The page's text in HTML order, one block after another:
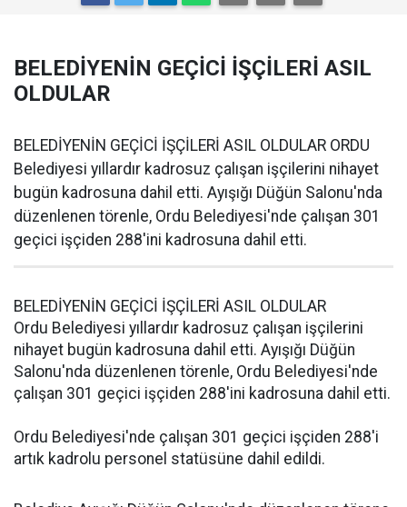
BELEDİYENİN GEÇİCİ İŞÇİLERİ ASIL
OLDULAR
BELEDİYENİN GEÇİCİ İŞÇİLERİ ASIL OLDULAR ORDU
Belediyesi yıllardır kadrosuz çalışan işçilerini nihayet
bugün kadrosuna dahil etti. Ayışığı Düğün Salonu'nda
düzenlenen törenle, Ordu Belediyesi'nde çalışan 301
geçici işçiden 288'ini kadrosuna dahil etti.
BELEDİYENİN GEÇİCİ İŞÇİLERİ ASIL OLDULAR
Ordu Belediyesi yıllardır kadrosuz çalışan işçilerini
nihayet bugün kadrosuna dahil etti. Ayışığı Düğün
Salonu'nda düzenlenen törenle, Ordu Belediyesi'nde
çalışan 301 geçici işçiden 288'ini kadrosuna dahil etti.
Ordu Belediyesi'nde çalışan 301 geçici işçiden 288'i
artık kadrolu personel statüsüne dahil edildi.